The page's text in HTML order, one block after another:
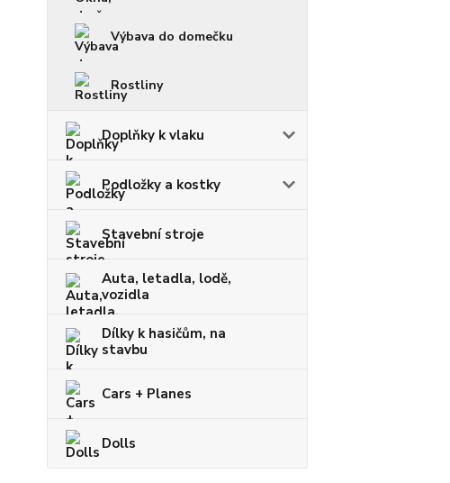
Výbava do domečku
Rostliny
Doplňky k vlaku
Podložky a kostky
Stavební stroje
Auta, letadla, lodě,
vozidla
Dílky k hasičům, na
stavbu
Cars + Planes
Dolls